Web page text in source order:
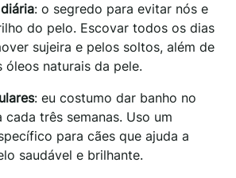
: o segredo para evitar nós e
do pelo. Escovar todos os dias
sujeira e pelos soltos, além de
óleos naturais da pele.
: eu costumo dar banho no
cada três semanas. Uso um
para cães que ajuda a
saudável e brilhante.